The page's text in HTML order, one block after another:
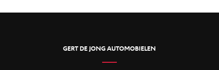
GERT DE JONG AUTOMOBIELEN